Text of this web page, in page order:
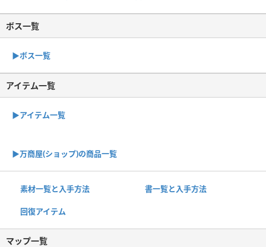
ボス一覧
▶︎ボス一覧
アイテム一覧
▶アイテム一覧
▶︎万商屋(ショップ)の商品一覧
素材一覧と入手方法 書一覧と入手方法
回復アイテム
マップ一覧